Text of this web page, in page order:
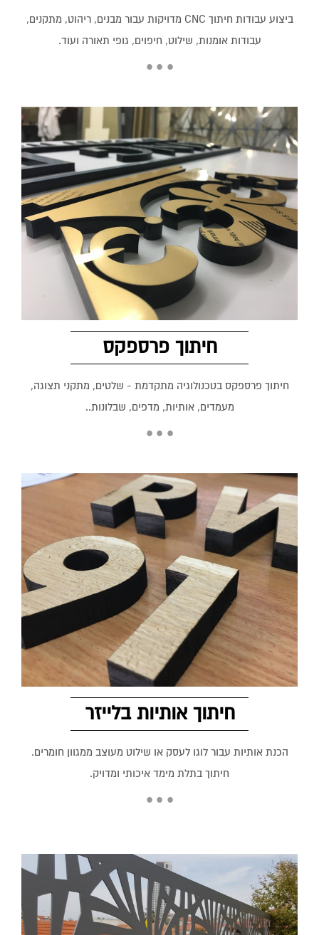
ביצוע עבודות חיתוך CNC מדויקות עבור מבנים, ריהוט, מתקנים,
עבודות אומנות, שילוט, חיפוים, גופי תאורה ועוד.
חיתוך פרספקס
חיתוך פרספקס בטכנולוגיה מתקדמת - שלטים, מתקני תצוגה,
מעמדים, אותיות, מדפים, שבלונות..
חיתוך אותיות בלייזר
הכנת אותיות עבור לוגו לעסק או שילוט מעוצב ממגוון חומרים.
חיתוך בתלת מימד איכותי ומדויק.